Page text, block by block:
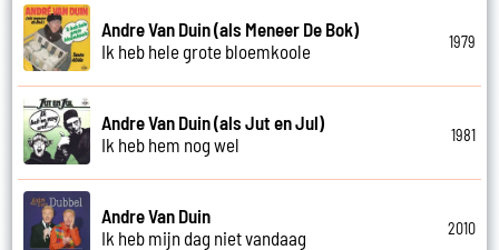
Andre Van Duin (als Meneer De Bok)
Ik heb hele grote bloemkoole
1979
Andre Van Duin (als Jut en Jul)
Ik heb hem nog wel
1981
Andre Van Duin
Ik heb mijn dag niet vandaag
2010